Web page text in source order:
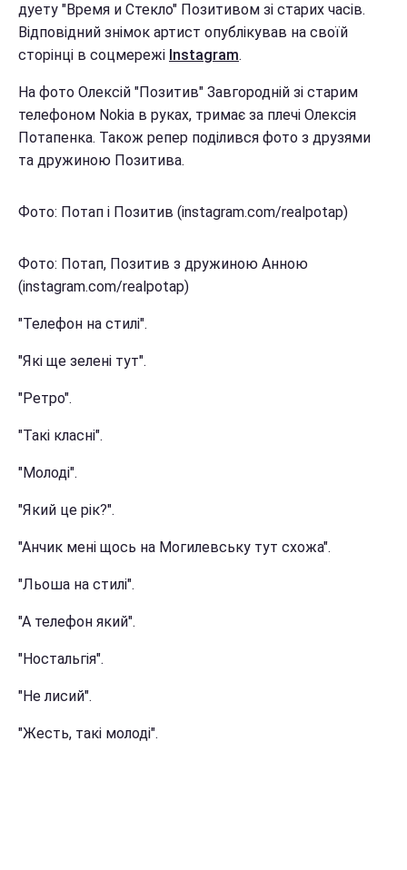
дуету "Время и Стекло" Позитивом зі старих часів.
Відповідний знімок артист опублікував на своїй
сторінці в соцмережі Instagram.
На фото Олексій "Позитив" Завгородній зі старим
телефоном Nokia в руках, тримає за плечі Олексія
Потапенка. Також репер поділився фото з друзями
та дружиною Позитива.
Фото: Потап і Позитив (instagram.com/realpotap)
Фото: Потап, Позитив з дружиною Анною
(instagram.com/realpotap)
"Телефон на стилі".
"Які ще зелені тут".
"Ретро".
"Такі класні".
"Молоді".
"Який це рік?".
"Анчик мені щось на Могилевську тут схожа".
"Льоша на стилі".
"А телефон який".
"Ностальгія".
"Не лисий".
"Жесть, такі молоді".